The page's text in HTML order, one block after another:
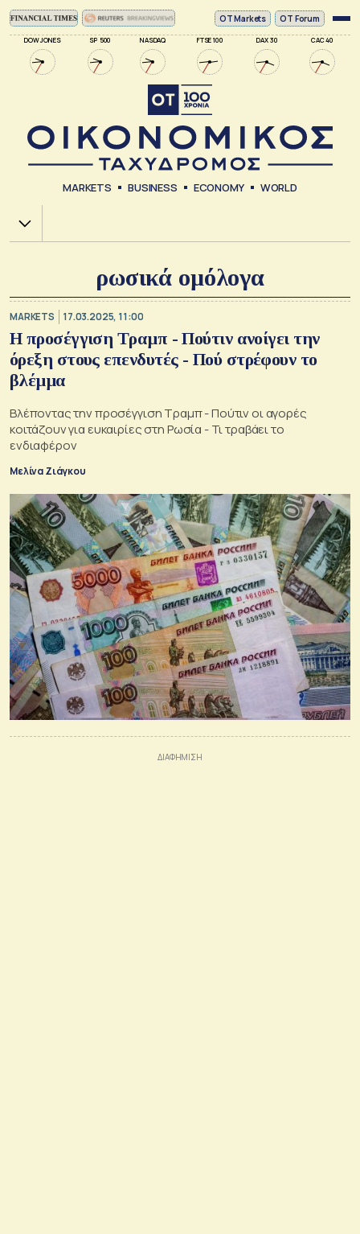
DOW JONES SP 500 NASDAQ FTSE 100 DAX 30 CAC 40
ΟΤ Markets OT Forum
MARKETS BUSINESS ECONOMY WORLD
Χ.Α.
ρωσικά ομόλογα
MARKETS 17.03.2025, 11:00
Η προσέγγιση Τραμπ - Πούτιν ανοίγει την
όρεξη στους επενδυτές - Πού στρέφουν το
βλέμμα
Βλέποντας την προσέγγιση Τραμπ - Πούτιν οι αγορές
κοιτάζουν για ευκαιρίες στη Ρωσία - Τι τραβάει το
ενδιαφέρον
Μελίνα Ζιάγκου